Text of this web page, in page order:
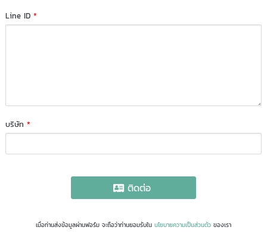
Line ID*
บริษัท*
ติดต่อ
เมื่อท่านส่งข้อมูลผ่านฟอร์ม จะถือว่าท่านยอมรับใน นโยบายความเป็นส่วนตัว ของเรา